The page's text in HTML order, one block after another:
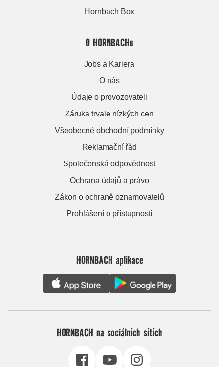
Hornbach Box
O HORNBACHu
Jobs a Kariera
O nás
Údaje o provozovateli
Záruka trvale nízkých cen
Všeobecné obchodní podmínky
Reklamační řád
Společenská odpovědnost
Ochrana údajů a právo
Zákon o ochraně oznamovatelů
Prohlášení o přístupnosti
HORNBACH aplikace
HORNBACH na sociálních sítích